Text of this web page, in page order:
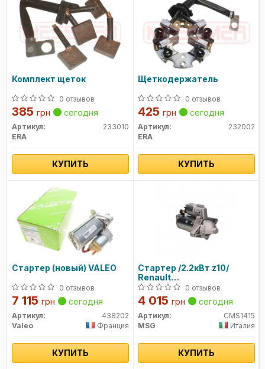
Комплект щеток
0 отзывов
385 грн сегодня
Артикул:
233010
ERA
КУПИТЬ
Щеткодержатель
0 отзывов
425 грн сегодня
Артикул:
232002
ERA
КУПИТЬ
Стартер (новый) VALEO
0 отзывов
7 115 грн сегодня
Артикул:
438202
Valeo
Франция
КУПИТЬ
Стартер /2.2кВт z10/
Renault
Megane,Scenic,Trafic,
Opel Vivaro 2.0 Dci
0 отзывов
4 015 грн сегодня
Артикул:
CMS1415
MSG
Италия
КУПИТЬ